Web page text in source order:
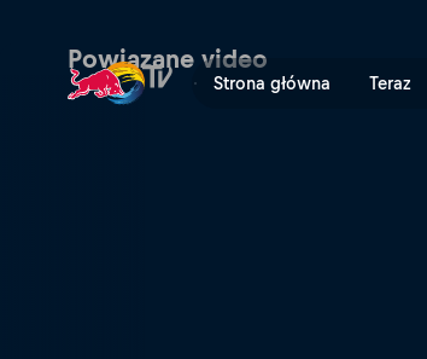
Strona główna Teraz
Brandon Semenuk
Powiązane video